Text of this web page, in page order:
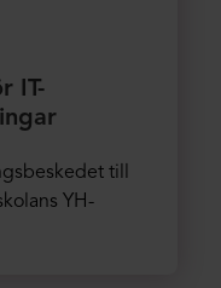
IT-
till
YH-